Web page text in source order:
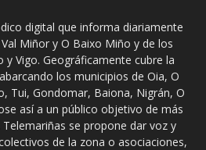
digital que informa diariamente
Miñor y O Baixo Miño y de los
y Vigo. Geográficamente cubre la
los municipios de Oia, O
Tui, Gondomar, Baiona, Nigrán, O
así a un público objetivo de más
se propone dar voz y
de la zona o asociaciones,